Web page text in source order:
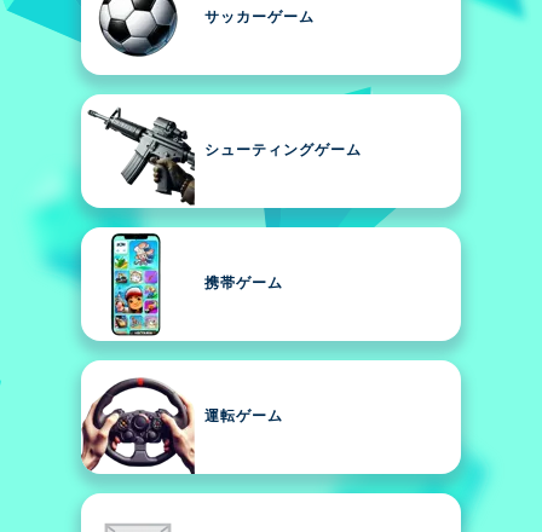
サッカーゲーム
シューティングゲーム
携帯ゲーム
運転ゲーム